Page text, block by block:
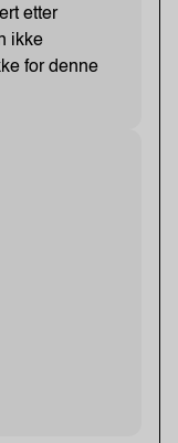
etter
ikke
for denne